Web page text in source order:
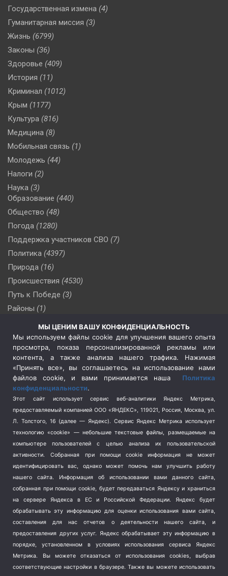
Государственная измена (4)
Гуманитарная миссия (3)
Жизнь (6799)
Законы (36)
Здоровье (409)
История (11)
Криминал (1012)
Крым (1177)
Культура (816)
Медицина (8)
Мобильная связь (1)
Молодежь (44)
Налоги (2)
Наука (3)
Образование (440)
Общество (48)
Погода (1280)
Поддержка участников СВО (7)
Политика (4397)
Природа (16)
Происшествия (4530)
Путь к Победе (3)
Районы (1)
Сельское хозяйство (3)
Социальная политика
(3)
Спецоперация в Украине
Спецоперация на Украине
(404)
Спорт (740)
Терроризм (1)
Транспорт (262)
Туризм (178)
Флот (76)
Школа и спорт (2)
Экология (8)
Экономика (1172)
МЫ ЦЕНИМ ВАШУ КОНФИДЕНЦИАЛЬНОСТЬ
Мы используем файлы cookie для улучшения вашего опыта
просмотра, показа персонализированной рекламы или
контента, а также анализа нашего трафика. Нажимая
«Принять все», вы соглашаетесь на использование нами
файлов cookie, и вами принимается наша Политика
конфиденциальности.
Этот сайт использует сервис веб-аналитики Яндекс Метрика,
предоставляемый компанией ООО «ЯНДЕКС», 119021, Россия, Москва, ул.
Л. Толстого, 16 (далее — Яндекс). Сервис Яндекс Метрика использует
технологию «cookie» — небольшие текстовые файлы, размещаемые на
компьютере пользователей с целью анализа их пользовательской
активности.
Собранная при помощи cookie информация не может
идентифицировать вас, однако может помочь нам улучшить работу
нашего сайта. Информация об использовании вами данного сайта,
собранная при помощи cookie, будет передаваться Яндексу и храниться
на сервере Яндекса в ЕС и Российской Федерации. Яндекс будет
обрабатывать эту информацию для оценки использования вами сайта,
составления для нас отчетов о деятельности нашего сайта, и
предоставления других услуг. Яндекс обрабатывает эту информацию в
порядке, установленном в условиях использования сервиса Яндекс
Метрика.
Вы можете отказаться от использования cookies, выбрав
соответствующие настройки в браузере. Также вы можете использовать